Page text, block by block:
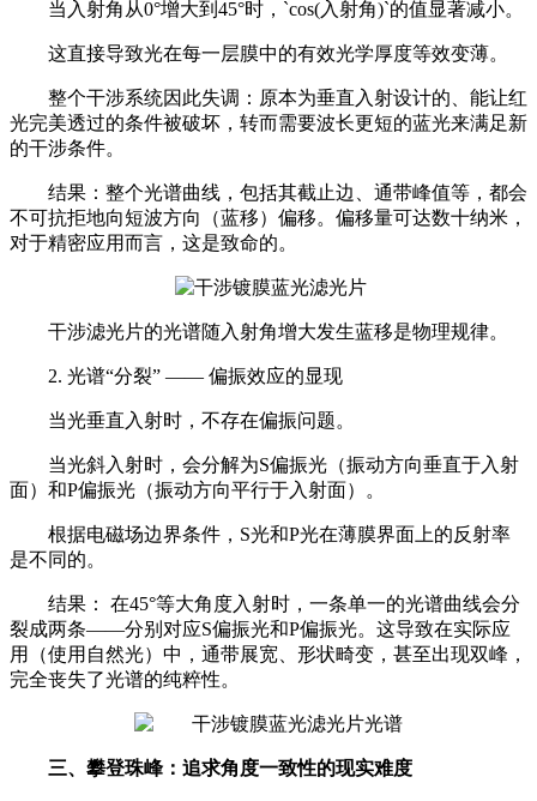
当入射角从0°增大到45°时，`cos(入射角)`的值显著减小。
这直接导致光在每一层膜中的有效光学厚度等效变薄。
整个干涉系统因此失调：原本为垂直入射设计的、能让红
光完美透过的条件被破坏，转而需要波长更短的蓝光来满足新
的干涉条件。
结果：整个光谱曲线，包括其截止边、通带峰值等，都会
不可抗拒地向短波方向（蓝移）偏移。偏移量可达数十纳米，
对于精密应用而言，这是致命的。
干涉滤光片的光谱随入射角增大发生蓝移是物理规律。
2. 光谱“分裂” —— 偏振效应的显现
当光垂直入射时，不存在偏振问题。
当光斜入射时，会分解为S偏振光（振动方向垂直于入射
面）和P偏振光（振动方向平行于入射面）。
根据电磁场边界条件，S光和P光在薄膜界面上的反射率
是不同的。
结果： 在45°等大角度入射时，一条单一的光谱曲线会分
裂成两条——分别对应S偏振光和P偏振光。这导致在实际应
用（使用自然光）中，通带展宽、形状畸变，甚至出现双峰，
完全丧失了光谱的纯粹性。
三、攀登珠峰：追求角度一致性的现实难度